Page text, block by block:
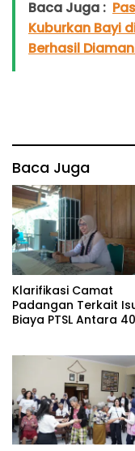
Baca Juga :
Kuburkan Bayi
Berhasil
Baca Juga
Klarifikasi Camat
Padangan Terkait
Biaya PTSL Antara